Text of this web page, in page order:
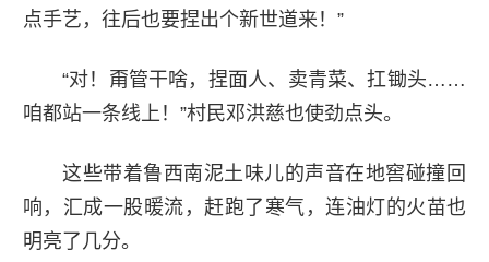
点手艺，往后也要捏出个新世道来！”
“对！甭管干啥，捏面人、卖青菜、扛锄头……
咱都站一条线上！”村民邓洪慈也使劲点头。
这些带着鲁西南泥土味儿的声音在地窖碰撞回
响，汇成一股暖流，赶跑了寒气，连油灯的火苗也
明亮了几分。